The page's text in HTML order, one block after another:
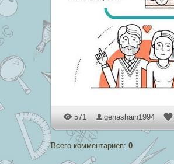
571 genashain1994
Всего комментариев: 0